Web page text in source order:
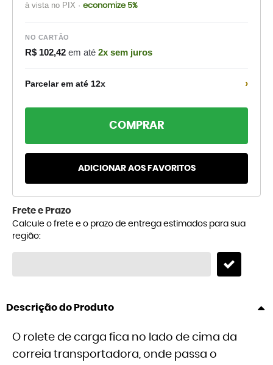
à vista no PIX · economize 5%
NO CARTÃO
R$ 102,42 em até 2x sem juros
Parcelar em até 12x ›
COMPRAR
ADICIONAR AOS FAVORITOS
Frete e Prazo
Calcule o frete e o prazo de entrega estimados para sua
região:
Descrição do Produto
O rolete de carga fica no lado de cima da
correia transportadora, onde passa o